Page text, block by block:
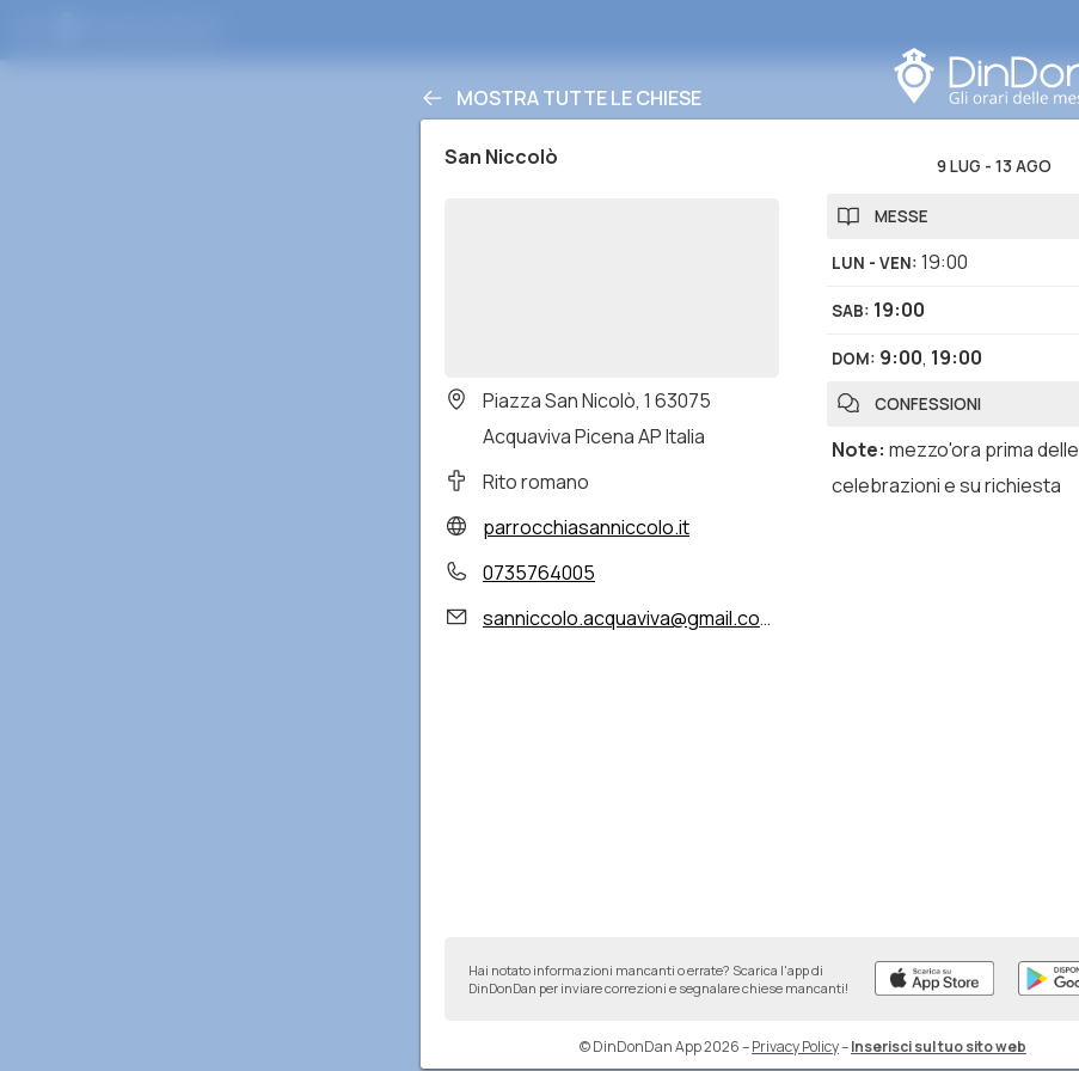
MOSTRA TUTTE LE CHIESE
San Niccolò
Piazza San Nicolò, 1 63075
Acquaviva Picena AP Italia
Rito romano
parrocchiasanniccolo.it
0735764005
sanniccolo.acquaviva@gmail.com
9 LUG - 13 AGO
MESSE
LUN - VEN: 19:00
SAB: 19:00
DOM: 9:00, 19:00
CONFESSIONI
Note: mezzo'ora prima delle
celebrazioni e su richiesta
Hai notato informazioni mancanti o errate? Scarica l'app di
DinDonDan per inviare correzioni e segnalare chiese mancanti!
© DinDonDan App 2026–Privacy Policy–Inserisci sul tuo sito web